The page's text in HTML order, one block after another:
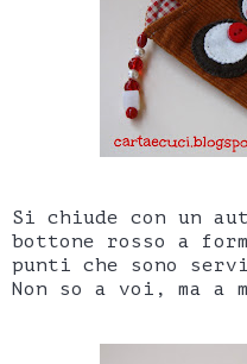
Si chiude con un
bottone rosso a
punti che sono
Non so a voi, ma a